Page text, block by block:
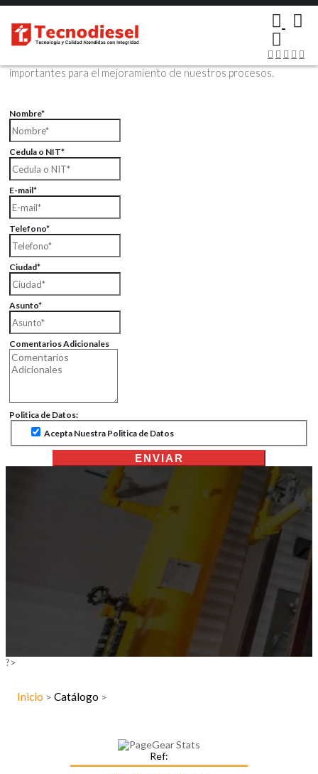
Contáctenos Vía Email
Envíenos sus datos con sus comentarios, sus opiniones son muy
importantes para el mejoramiento de nuestros procesos.
Nombre*
Cedula o NIT*
E-mail*
Telefono*
Ciudad*
Asunto*
Comentarios Adicionales
Politica de Datos:
Acepta Nuestra Politica de Datos
ENVIAR
?>
Inicio > Catálogo >
Ref: